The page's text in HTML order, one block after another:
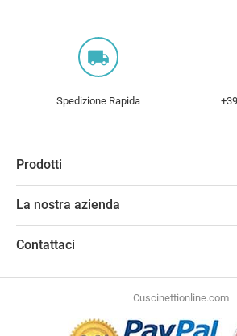
local_shipping
Spedizione Rapida
Prodotti
La nostra azienda
Contattaci
Cuscinettionline.com